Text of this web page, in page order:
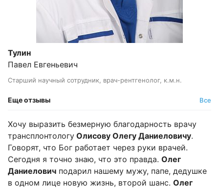
Тулин
Павел Евгеньевич
Старший научный сотрудник, врач-рентгенолог, к.м.н.
Еще отзывы Все
Хочу выразить безмерную благодарность врачу
трансплонтологу Олисову Олегу Даниеловичу.
Говорят, что Бог работает через руки врачей.
Сегодня я точно знаю, что это правда. Олег
Даниелович подарил нашему мужу, папе, дедушке
в одном лице новую жизнь, второй шанс. Олег